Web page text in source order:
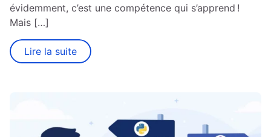
évidemment, c’est une compétence qui s’apprend !
Mais […]
Lire la suite